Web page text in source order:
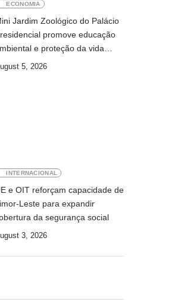
ECONOMIA
Jardim Zoológico do Palácio
promove educação
e proteção da vida
5, 2026
INTERNACIONAL
e OIT reforçam capacidade de
Leste para expandir
da segurança social
3, 2026